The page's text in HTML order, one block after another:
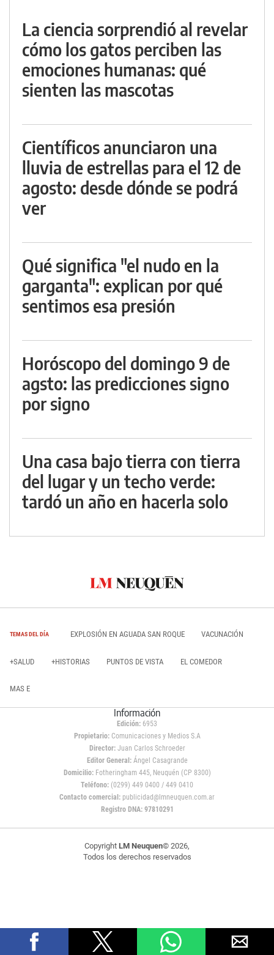
La ciencia sorprendió al revelar
cómo los gatos perciben las
emociones humanas: qué
sienten las mascotas
Científicos anunciaron una
lluvia de estrellas para el 12 de
agosto: desde dónde se podrá
ver
Qué significa "el nudo en la
garganta": explican por qué
sentimos esa presión
Horóscopo del domingo 9 de
agsto: las predicciones signo
por signo
Una casa bajo tierra con tierra
del lugar y un techo verde:
tardó un año en hacerla solo
TEMAS DEL DÍA EXPLOSIÓN EN AGUADA SAN ROQUE VACUNACIÓN
+SALUD +HISTORIAS PUNTOS DE VISTA EL COMEDOR
MAS E
Información
Edición: 6953
Propietario:Comunicaciones y Medios S.A
Director: Juan Carlos Schroeder
Editor General:Ángel Casagrande
Domicilio:Fotheringham 445, Neuquén (CP 8300)
Teléfono: (0299) 449 0400 / 449 0410
Contacto comercial: publicidad@lmneuquen.com.ar
Registro DNA: 97810291
Copyright LM Neuquen© 2026,
Todos los derechos reservados